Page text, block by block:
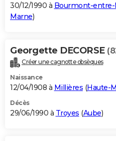
30/12/1990 à Bourmont-
Marne)
Georgette DECORSE
Créer une cagnotte obsèques
Naissance
12/04/1908 à Millières (Haute-
Décès
29/06/1990 à Troyes (Aube)